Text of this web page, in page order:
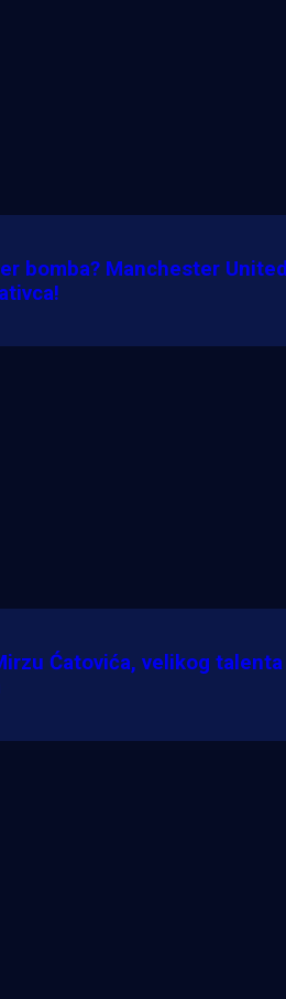
bomba? Manchester
Ćatovića, velikog